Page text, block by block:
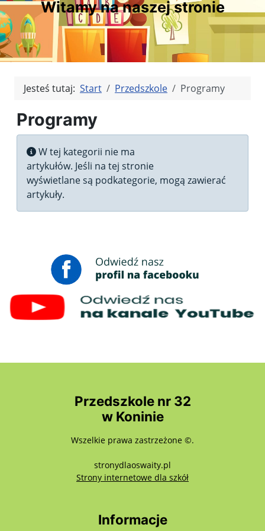
Witamy na naszej stronie
Jesteś tutaj: Start Przedszkole Programy
Programy
Informacja
W tej kategorii nie ma
artykułów. Jeśli na tej stronie
wyświetlane są podkategorie, mogą zawierać
artykuły.
Przedszkole nr 32
w Koninie
Wszelkie prawa zastrzeżone ©.
stronydlaoswaity.pl
Strony internetowe dla szkółotwiera się w
Informacje